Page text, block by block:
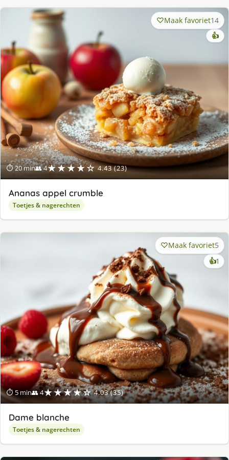
⏱ 20 min👥 4★★★★☆ 4.43 (23)
Maak favoriet14
👍
Ananas appel crumble
Toetjes & nagerechten
⏱ 5 min👥 4★★★★☆ 4.03 (35)
Maak favoriet5
👍1
Dame blanche
Toetjes & nagerechten